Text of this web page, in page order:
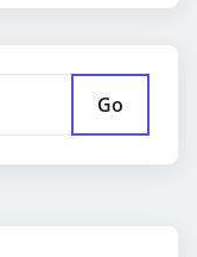
Go